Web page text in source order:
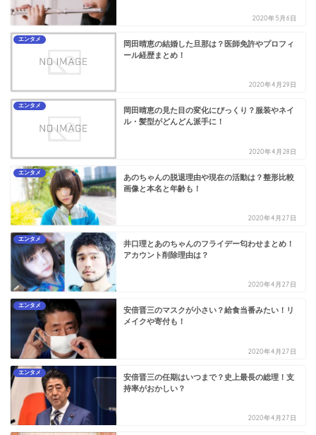
2020年5月6日
エンタメ
岡田晴恵の結婚した旦那は？医師免許やプロフィ
ール経歴まとめ！
2020年4月29日
エンタメ
岡田晴恵の見た目の変化にびっくり？服装やネイ
ル・髪型がどんどん派手に！
2020年4月28日
エンタメ
あのちゃんの脱退理由や現在の活動は？整形比較
画像と本名と年齢も！
2020年4月27日
エンタメ
井口理とあのちゃんのフライデー匂わせまとめ！
アカウント削除理由は？
2020年4月27日
エンタメ
安倍晋三のマスクが小さい？給食当番みたい！リ
メイクや寄付も！
2020年4月27日
エンタメ
安倍晋三の任期はいつまで？史上最長の総理！支
持率がおかしい？
2020年4月27日